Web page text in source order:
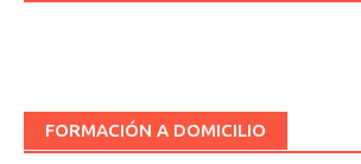
FORMACIÓN A DOMICILIO